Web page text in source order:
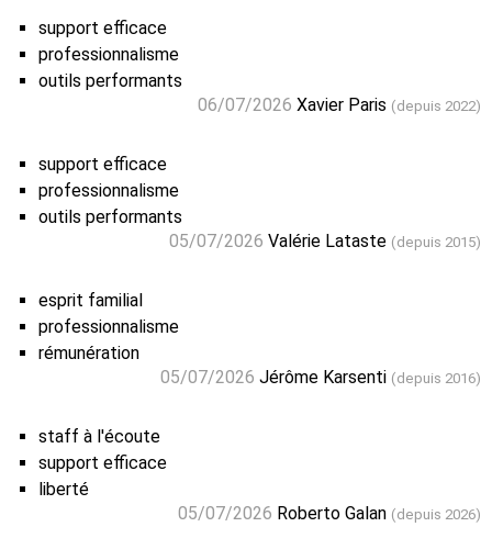
support efficace
professionnalisme
outils performants
06/07/2026 Xavier Paris (depuis 2022)
support efficace
professionnalisme
outils performants
05/07/2026 Valérie Lataste (depuis 2015)
esprit familial
professionnalisme
rémunération
05/07/2026 Jérôme Karsenti (depuis 2016)
staff à l'écoute
support efficace
liberté
05/07/2026 Roberto Galan (depuis 2026)